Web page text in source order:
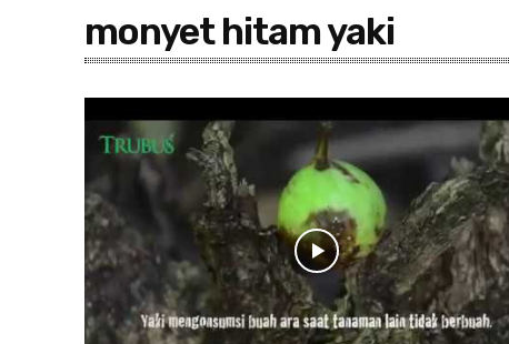
monyet hitam yaki